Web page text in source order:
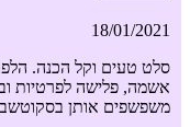
18/01/2021
סלט טעים וקל הכנה.
משפשפים אותן